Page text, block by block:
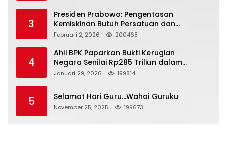
3
Presiden Prabowo: Pengentasan
Kemiskinan Butuh Persatuan dan
Kepemimpinan yang Bertanggung Jawab
Februari 2, 2026 200468
4
Ahli BPK Paparkan Bukti Kerugian
Negara Senilai Rp285 Triliun dalam
Persidangan Korupsi PT Pertamina
Januari 29, 2026 199814
5 Selamat Hari Guru…Wahai Guruku
November 25, 2025 199673